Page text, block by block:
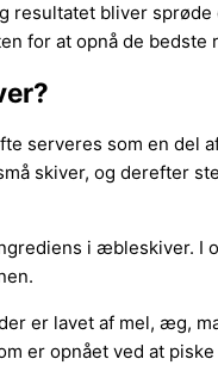
resultatet bliver
for at opnå de bedste
serveres som en del
skiver, og derefter
i æbleskiver. I
er lavet af mel, æg,
er opnået ved at